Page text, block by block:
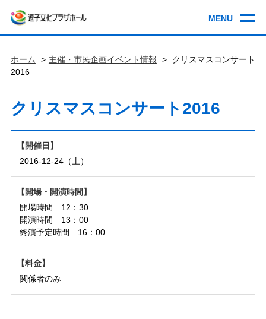
ホーム 主催・市民企画イベント情報
クリスマスコンサート
2016
クリスマスコンサート2016
開催日
2016-12-24（土）
開場・開演時間
開場時間 12：30
開演時間 13：00
終演予定時間 16：00
料金
関係者のみ